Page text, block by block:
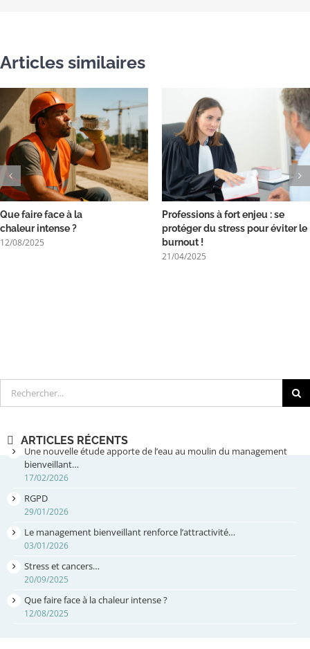
Articles similaires
Que faire face à la
chaleur intense ?
12/08/2025
Professions à fort enjeu : se
protéger du stress pour éviter le
burnout !
21/04/2025
Rechercher
ARTICLES RÉCENTS
Une nouvelle étude apporte de l’eau au moulin du management
bienveillant…
17/02/2026
RGPD
29/01/2026
Le management bienveillant renforce l’attractivité…
03/01/2026
Stress et cancers…
20/09/2025
Que faire face à la chaleur intense ?
12/08/2025